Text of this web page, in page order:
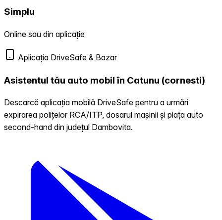
Simplu
Online sau din aplicație
Aplicația DriveSafe & Bazar
Asistentul tău auto mobil în Catunu (cornesti)
Descarcă aplicația mobilă DriveSafe pentru a urmări
expirarea polițelor RCA/ITP, dosarul mașinii și piața auto
second-hand din județul Dambovita.